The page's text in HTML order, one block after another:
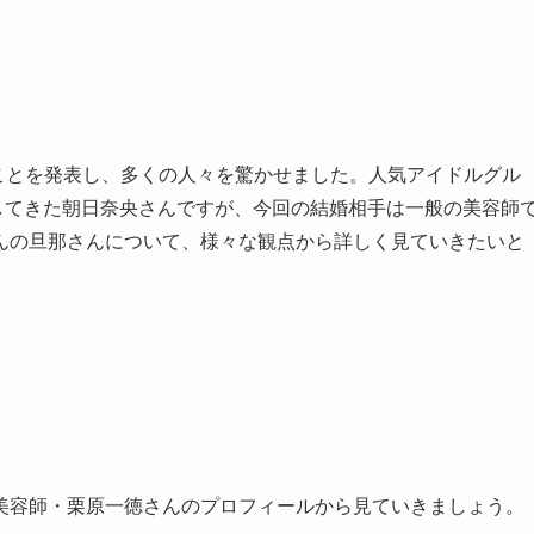
を発表し、多くの人々を驚かせました。人気アイドルグル
きた朝日奈央さんですが、今回の結婚相手は一般の美容師
旦那さんについて、様々な観点から詳しく見ていきたいと
師・栗原一徳さんのプロフィールから見ていきましょう。